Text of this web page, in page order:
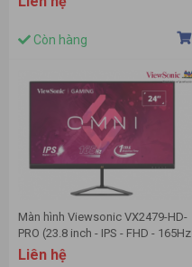
Còn hàng
Màn hình Viewsonic VX2479-HD-
PRO (23.8 inch - IPS - FHD - 165Hz
- 1ms)
Liên hệ